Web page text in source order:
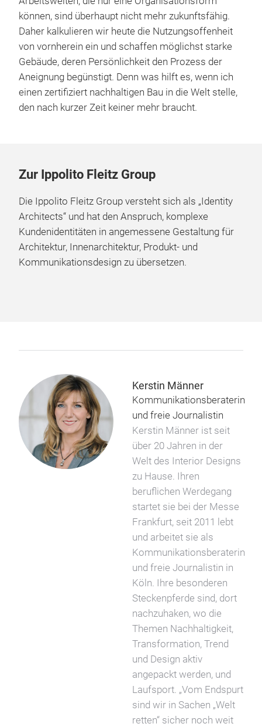
können, sind überhaupt nicht mehr zukunftsfähig.
Daher kalkulieren wir heute die Nutzungsoffenheit
von vornherein ein und schaffen möglichst starke
Gebäude, deren Persönlichkeit den Prozess der
Aneignung begünstigt. Denn was hilft es, wenn ich
einen zertifiziert nachhaltigen Bau in die Welt stelle,
den nach kurzer Zeit keiner mehr braucht.
Zur Ippolito Fleitz Group
Die Ippolito Fleitz Group versteht sich als „Identity
Architects“ und hat den Anspruch, komplexe
Kundenidentitäten in angemessene Gestaltung für
Architektur, Innenarchitektur, Produkt- und
Kommunikationsdesign zu übersetzen.
Kerstin Männer
Kommunikationsberaterin
und freie Journalistin
Kerstin Männer ist seit
über 20 Jahren in der
Welt des Interior Designs
zu Hause. Ihren
beruflichen Werdegang
startet sie bei der Messe
Frankfurt, seit 2011 lebt
und arbeitet sie als
Kommunikationsberaterin
und freie Journalistin in
Köln. Ihre besonderen
Steckenpferde sind, dort
nachzuhaken, wo die
Themen Nachhaltigkeit,
Transformation, Trend
und Design aktiv
angepackt werden, und
Laufsport. „Vom Endspurt
sind wir in Sachen „Welt
retten“ sicher noch weit